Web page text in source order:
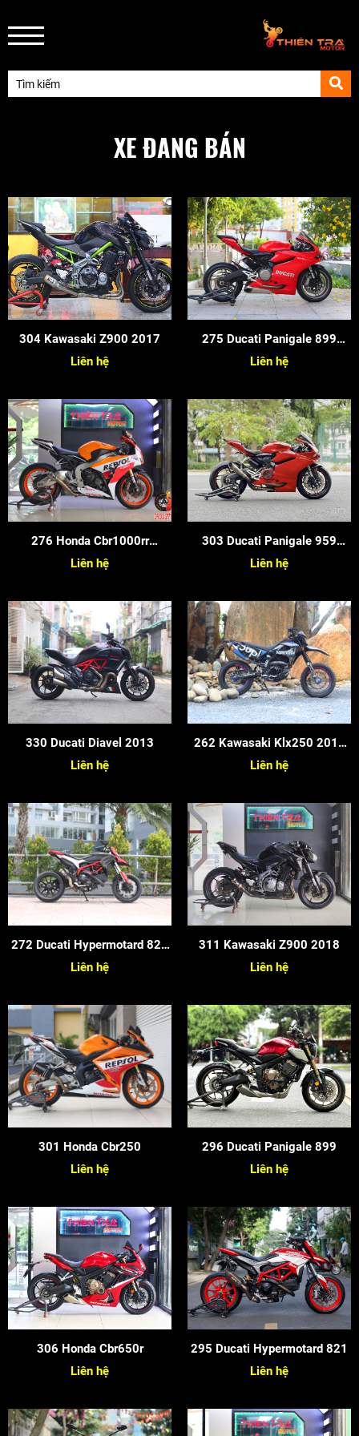
XE ĐANG BÁN
304 Kawasaki Z900 2017
Liên hệ
275 Ducati Panigale 899
2015 Zin
Liên hệ
276 Honda Cbr1000rr
2015/276honda Cbr1000rr
2015
Liên hệ
303 Ducati Panigale 959
2018
Liên hệ
330 Ducati Diavel 2013
Liên hệ
262 Kawasaki Klx250 2018
Cào Cào
Liên hệ
272 Ducati Hypermotard 821
2016 Nhieu Do Choi
Liên hệ
311 Kawasaki Z900 2018
Liên hệ
301 Honda Cbr250
Liên hệ
296 Ducati Panigale 899
Liên hệ
306 Honda Cbr650r
Liên hệ
295 Ducati Hypermotard 821
Liên hệ